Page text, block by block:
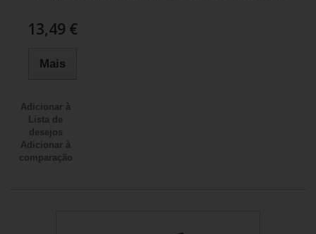
13,49 €
Mais
Adicionar à
Lista de
desejos
Adicionar à
comparação